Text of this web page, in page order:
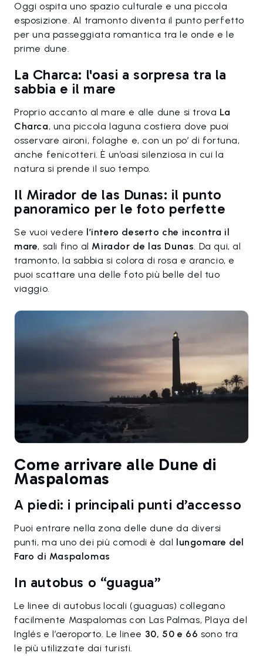
Oggi ospita uno spazio culturale e una piccola
esposizione. Al tramonto diventa il punto perfetto
per una passeggiata romantica tra le onde e le
prime dune.
La Charca: l'oasi a sorpresa tra la
sabbia e il mare
Proprio accanto al mare e alle dune si trova La
Charca, una piccola laguna costiera dove puoi
osservare aironi, folaghe e, con un po’ di fortuna,
anche fenicotteri. È un’oasi silenziosa in cui la
natura si prende il suo tempo.
Il Mirador de las Dunas: il punto
panoramico per le foto perfette
Se vuoi vedere l’intero deserto che incontra il
mare, sali fino al Mirador de las Dunas. Da qui, al
tramonto, la sabbia si colora di rosa e arancio, e
puoi scattare una delle foto più belle del tuo
viaggio.
Come arrivare alle Dune di
Maspalomas
A piedi: i principali punti d’accesso
Puoi entrare nella zona delle dune da diversi
punti, ma uno dei più comodi è dal lungomare del
Faro di Maspalomas
In autobus o “guagua”
Le linee di autobus locali (guaguas) collegano
facilmente Maspalomas con Las Palmas, Playa del
Inglés e l’aeroporto. Le linee 30, 50 e 66 sono tra
le più utilizzate dai turisti.